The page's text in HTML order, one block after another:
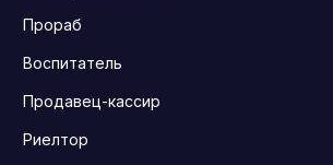
Прораб
Воспитатель
Продавец-кассир
Риелтор